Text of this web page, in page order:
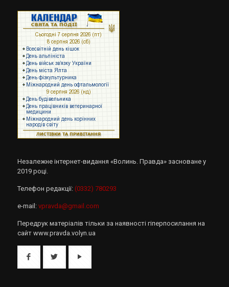
Незалежне інтернет-видання «Волинь. Правда» засноване у
2019 році.
Телефон редакції: (0332) 780293
e-mail: vpravda@gmail.com
Передрук матеріалів тільки за наявності гіперпосилання на
сайт www.pravda.volyn.ua